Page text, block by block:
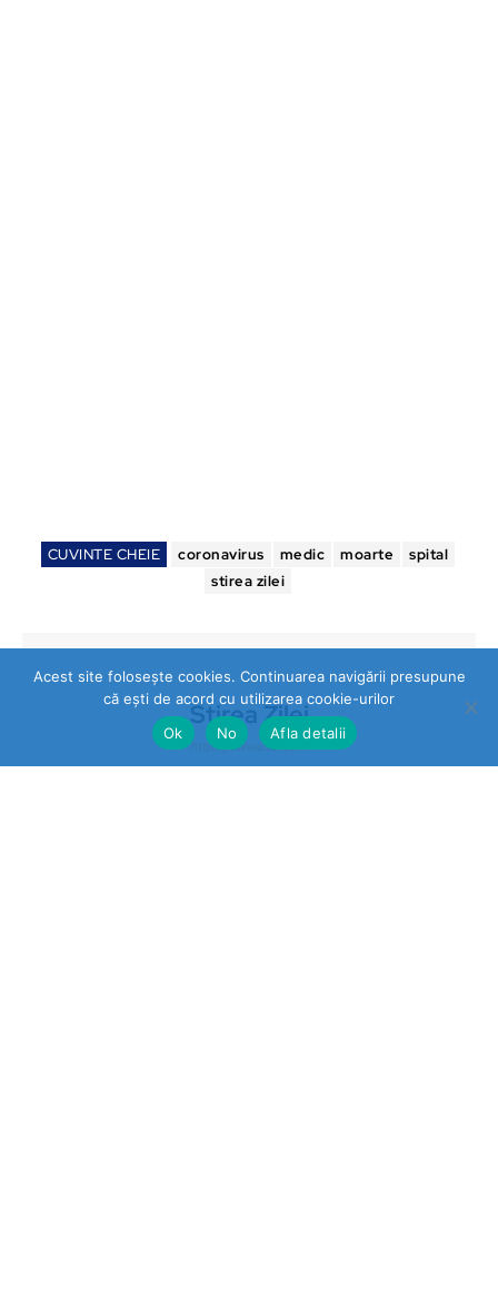
CUVINTE CHEIE coronavirus medic moarte
spital
stirea zilei
Stirea Zilei
https://stireazilei.com
Acest site folosește cookies. Continuarea navigării presupune
că ești de acord cu utilizarea cookie-urilor
Ok
No Afla detalii